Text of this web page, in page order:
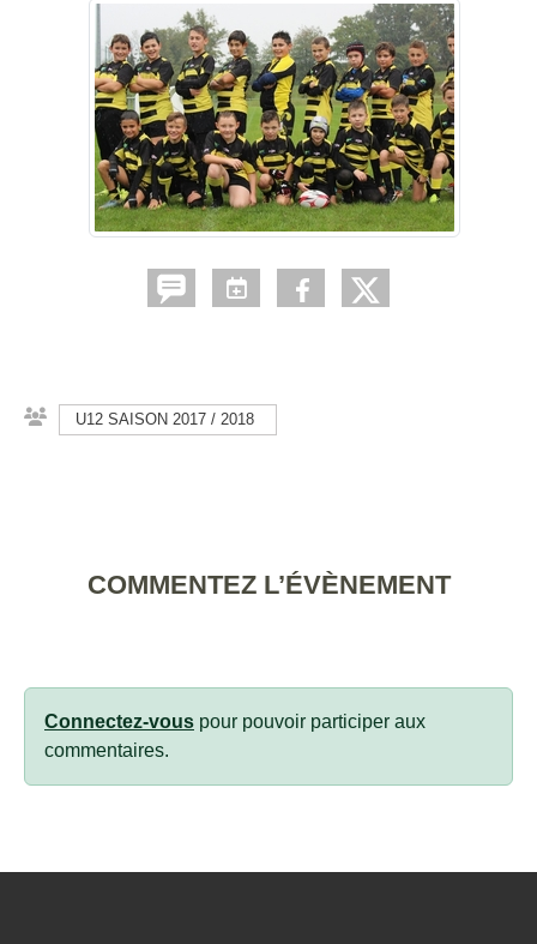
U12 SAISON 2017 / 2018
COMMENTEZ L’ÉVÈNEMENT
Connectez-vous pour pouvoir participer aux
commentaires.